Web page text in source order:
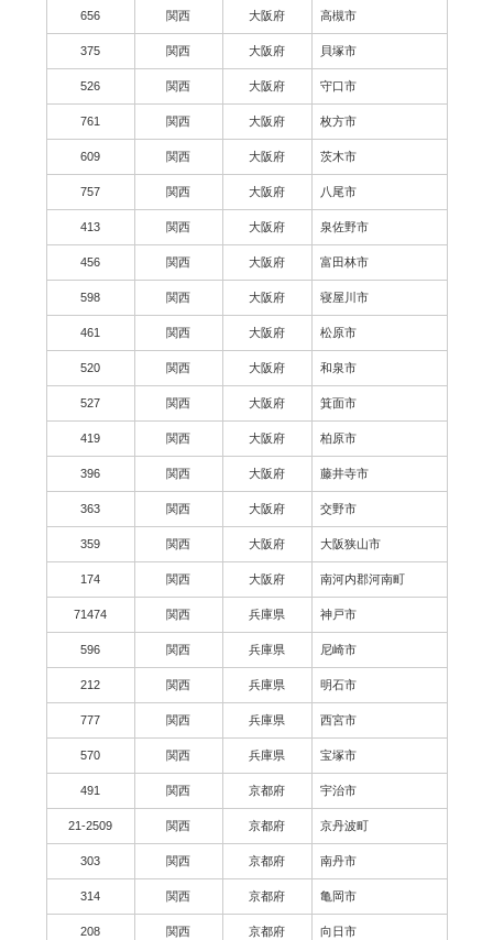
656 関西 大阪府 高槻市
375 関西 大阪府 貝塚市
526 関西 大阪府 守口市
761 関西 大阪府 枚方市
609 関西 大阪府 茨木市
757 関西 大阪府 八尾市
413 関西 大阪府 泉佐野市
456 関西 大阪府 富田林市
598 関西 大阪府 寝屋川市
461 関西 大阪府 松原市
520 関西 大阪府 和泉市
527 関西 大阪府 箕面市
419 関西 大阪府 柏原市
396 関西 大阪府 藤井寺市
363 関西 大阪府 交野市
359 関西 大阪府 大阪狭山市
174 関西 大阪府 南河内郡河南町
71474 関西 兵庫県 神戸市
596 関西 兵庫県 尼崎市
212 関西 兵庫県 明石市
777 関西 兵庫県 西宮市
570 関西 兵庫県 宝塚市
491 関西 京都府 宇治市
21-2509 関西 京都府 京丹波町
303 関西 京都府 南丹市
314 関西 京都府 亀岡市
208 関西 京都府 向日市